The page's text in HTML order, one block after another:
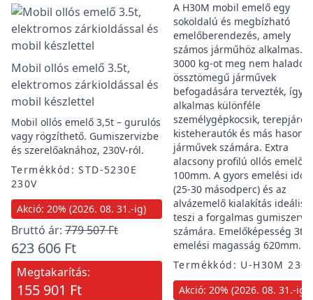
Mobil ollós emelő 3.5t,
elektromos zárkioldással és
mobil készlettel
Mobil ollós emelő 3,5t – gurulós
vagy rögzíthető. Gumiszervizbe
és szerelőaknához, 230V-ról.
Termékkód: STD-5230E
230V
Akció: 20% (2026. 08. 31.-ig)
Bruttó ár: 779 507 Ft
623 606 Ft
Megtakarítás:
155 901 Ft
A H30M mobil emelő egy
sokoldalú és megbízható
emelőberendezés, amely
számos járműhöz alkalmas.
3000 kg-ot meg nem haladó
össztömegű járművek
befogadására tervezték, így
alkalmas különféle
személygépkocsik, terepjárók,
kisteherautók és más hasonló
járművek számára. Extra
alacsony profilú ollós emelő,
100mm. A gyors emelési idő
(25-30 másodperc) és az
alvázemelő kialakítás
teszi a forgalmas
számára. Emelőképesség 3t,
emelési magasság 620mm.
Termékkód: U-H30M
Akció: 20% (2026. 08. 31.-ig)